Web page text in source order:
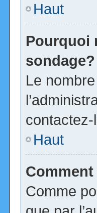
Haut
Pourquoi
sondage?
Le
contactez-
Haut
Comme